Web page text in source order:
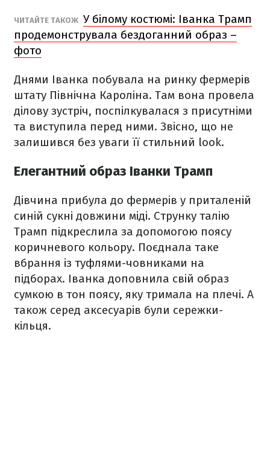
ЧИТАЙТЕ ТАКОЖ У білому костюмі: Іванка Трамп
продемонструвала бездоганний образ –
фото
Днями Іванка побувала на ринку фермерів
штату Північна Кароліна. Там вона провела
ділову зустріч, поспілкувалася з присутніми
та виступила перед ними. Звісно, що не
залишився без уваги її стильний look.
Елегантний образ Іванки Трамп
Дівчина прибула до фермерів у приталеній
синій сукні довжини міді. Струнку талію
Трамп підкреслила за допомогою поясу
коричневого кольору. Поєднала таке
вбрання із туфлями-човниками на
підборах. Іванка доповнила свій образ
сумкою в тон поясу, яку тримала на плечі. А
також серед аксесуарів були сережки-
кільця.